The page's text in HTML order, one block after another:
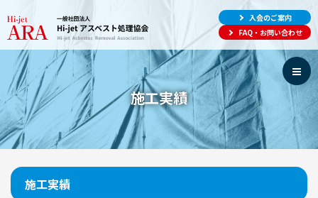
入会のご案内
FAQ・お問い合わせ
施工実績
施工実績